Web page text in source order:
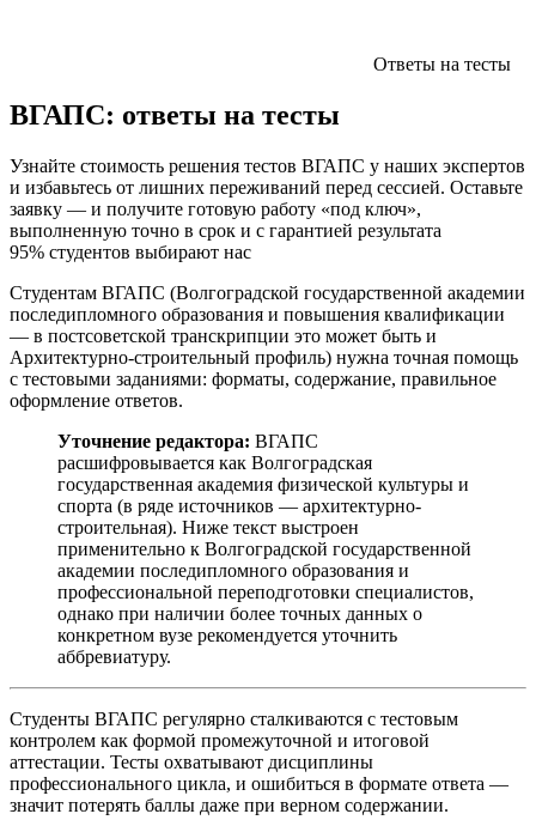
Ответы на тесты
ВГАПС: ответы на тесты
Узнайте стоимость решения тестов ВГАПС у наших экспертов
и избавьтесь от лишних переживаний перед сессией. Оставьте
заявку — и получите готовую работу «под ключ»,
выполненную точно в срок и с гарантией результата
95% студентов выбирают нас
Студентам ВГАПС (Волгоградской государственной академии
последипломного образования и повышения квалификации
— в постсоветской транскрипции это может быть и
Архитектурно-строительный профиль) нужна точная помощь
с тестовыми заданиями: форматы, содержание, правильное
оформление ответов.
Уточнение редактора: ВГАПС
расшифровывается как Волгоградская
государственная академия физической культуры и
спорта (в ряде источников — архитектурно-
строительная). Ниже текст выстроен
применительно к Волгоградской государственной
академии последипломного образования и
профессиональной переподготовки специалистов,
однако при наличии более точных данных о
конкретном вузе рекомендуется уточнить
аббревиатуру.
Студенты ВГАПС регулярно сталкиваются с тестовым
контролем как формой промежуточной и итоговой
аттестации. Тесты охватывают дисциплины
профессионального цикла, и ошибиться в формате ответа —
значит потерять баллы даже при верном содержании.